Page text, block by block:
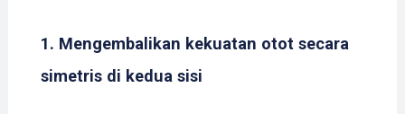
1. Mengembalikan kekuatan otot secara
simetris di kedua sisi